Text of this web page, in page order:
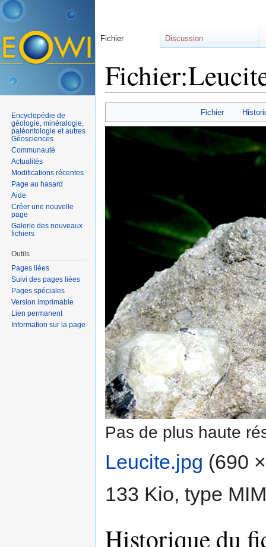
Fichier
Pas de plus haute
Leucite.jpg (690
133 Kio, type
Historique du
Fichier Discussion
Encyclopédie de
géologie, minéralogie,
paléontologie et autres
Géosciences
Communauté
Actualités
Modifications récentes
Page au hasard
Aide
Créer une nouvelle
page
Galerie des nouveaux
fichiers
Outils
Pages liées
Suivi des pages liées
Pages spéciales
Version imprimable
Lien permanent
Information sur la page